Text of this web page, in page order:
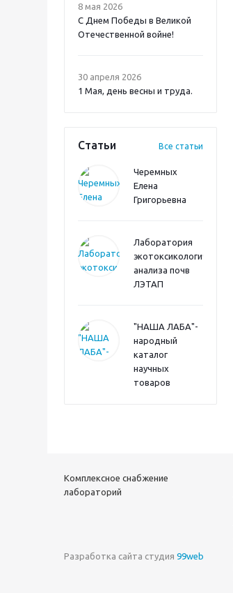
8 мая 2026
С Днем Победы в Великой
Отечественной войне!
30 апреля 2026
1 Мая, день весны и труда.
Статьи Все статьи
Черемных
Елена
Григорьевна
Лаборатория
экотоксикологического
анализа почв
ЛЭТАП
"НАША ЛАБА"-
народный
каталог
научных
товаров
Комплексное снабжение
лабораторий
Разработка сайта студия 99web